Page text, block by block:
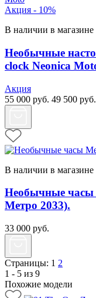
Акция - 10%
В наличии в магазине
Необычные
clock Neonica
Акция
55 000 руб. 49 500 руб.
В наличии в магазине
Необычные часы
Метро 2033).
33 000 руб.
Страницы: 1 2
1 - 5 из 9
Похожие модели